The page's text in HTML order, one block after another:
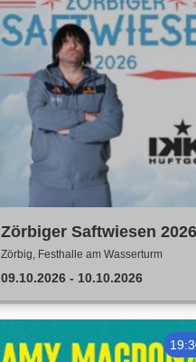
Zörbiger Saftwiesen 2026
Zörbig, Festhalle am Wasserturm
09.10.2026 - 10.10.2026